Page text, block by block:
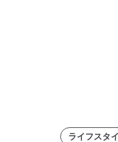
ライフスタ